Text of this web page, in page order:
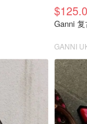
Ganni
GANNI